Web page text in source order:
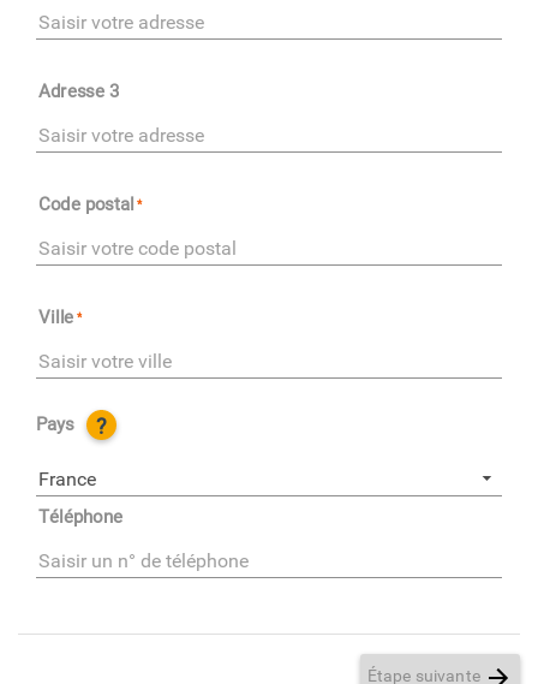
Adresse 3
Code postal
Ville
Pays ?
France
Téléphone
Étape suivante